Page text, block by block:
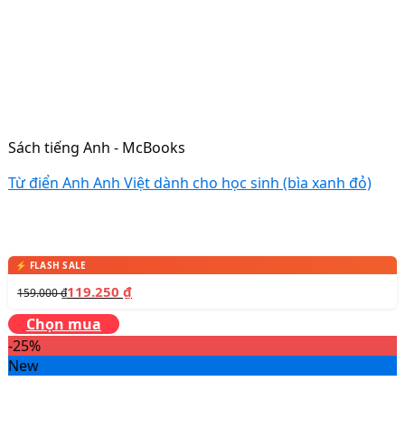
Sách tiếng Anh - McBooks
Từ điển Anh Anh Việt dành cho học sinh (bìa xanh đỏ)
159.000₫119.250 ₫
Chọn mua
-25%
New